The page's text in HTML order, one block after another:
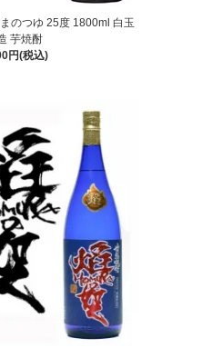
のつゆ 25度 1800ml 白玉
芋焼酎
円(税込)